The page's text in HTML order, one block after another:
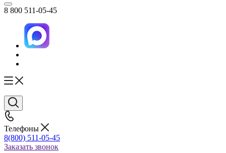
8 800 511-05-45
Телефоны
8(800) 511-05-45
Заказать звонок